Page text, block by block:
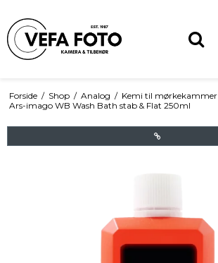
Forside / Shop / Analog / Kemi til mørkekammer
Ars-imago WB Wash Bath stab & Flat 250ml